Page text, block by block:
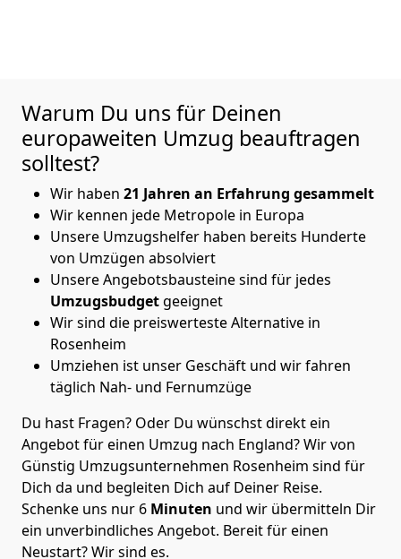
Warum Du uns für Deinen
europaweiten Umzug beauftragen
solltest?
Wir haben 21 Jahren an Erfahrung gesammelt
Wir kennen jede Metropole in Europa
Unsere Umzugshelfer haben bereits Hunderte
von Umzügen absolviert
Unsere Angebotsbausteine sind für jedes
Umzugsbudgetgeeignet
Wir sind die preiswerteste Alternative in
Rosenheim
Umziehen ist unser Geschäft und wir fahren
täglich Nah- und Fernumzüge
Du hast Fragen? Oder Du wünschst direkt ein
Angebot für einen Umzug nach England? Wir von
Günstig Umzugsunternehmen Rosenheim sind für
Dich da und begleiten Dich auf Deiner Reise.
Schenke uns nur 6 Minuten und wir übermitteln Dir
ein unverbindliches Angebot. Bereit für einen
Neustart? Wir sind es.